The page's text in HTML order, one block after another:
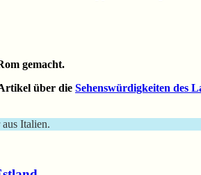
gemacht.
über die Sehenswürdigkeiten des
Italien.